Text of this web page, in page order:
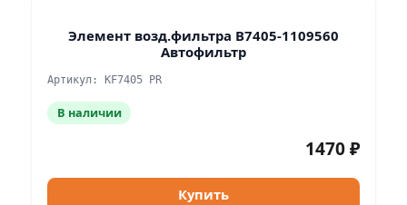
Элемент возд.фильтра В7405-1109560
Автофильтр
Артикул: KF7405 PR
В наличии
1470 ₽
Купить